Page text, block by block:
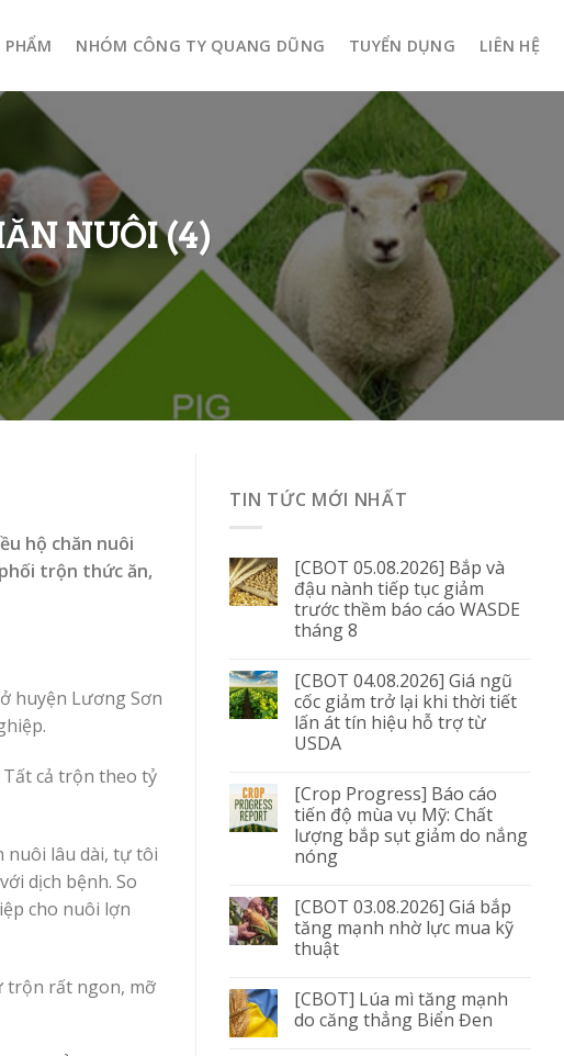
PHẨM NHÓM CÔNG TY QUANG DŨNG TUYỂN DỤNG LIÊN HỆ
NUÔI (4)
hộ chăn nuôi
trộn thức ăn,
huyện Lương Sơn
Tất cả trộn theo tỷ
nuôi lâu dài, tự tôi
dịch bệnh. So
cho nuôi lợn
trộn rất ngon, mỡ
TIN TỨC MỚI NHẤT
[CBOT 05.08.2026] Bắp và
đậu nành tiếp tục giảm
trước thềm báo cáo WASDE
tháng 8
[CBOT 04.08.2026] Giá ngũ
cốc giảm trở lại khi thời tiết
lấn át tín hiệu hỗ trợ từ
USDA
[Crop Progress] Báo cáo
tiến độ mùa vụ Mỹ: Chất
lượng bắp sụt giảm do nắng
nóng
[CBOT 03.08.2026] Giá bắp
tăng mạnh nhờ lực mua kỹ
thuật
[CBOT] Lúa mì tăng mạnh
do căng thẳng Biển Đen